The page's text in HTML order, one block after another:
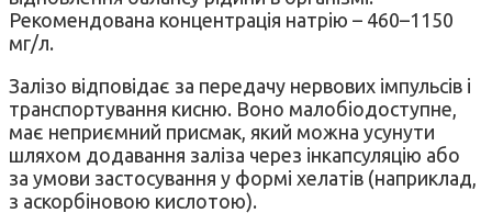
Рекомендована концентрація натрію – 460–1150
мг/л.
Залізо відповідає за передачу нервових імпульсів і
транспортування кисню. Воно малобіодоступне,
має неприємний присмак, який можна усунути
шляхом додавання заліза через інкапсуляцію або
за умови застосування у формі хелатів (наприклад,
з аскорбіновою кислотою).